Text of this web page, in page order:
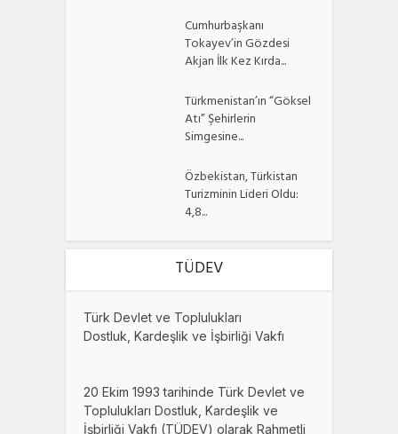
Cumhurbaşkanı
Tokayev’in Gözdesi
Akjan İlk Kez Kırda...
Türkmenistan’ın “Göksel
Atı” Şehirlerin
Simgesine...
Özbekistan, Türkistan
Turizminin Lideri Oldu:
4,8...
TÜDEV
Türk Devlet ve Toplulukları
Dostluk, Kardeşlik ve İşbirliği Vakfı
20 Ekim 1993 tarihinde Türk Devlet ve
Toplulukları Dostluk, Kardeşlik ve
İşbirliği Vakfı (TÜDEV) olarak Rahmetli